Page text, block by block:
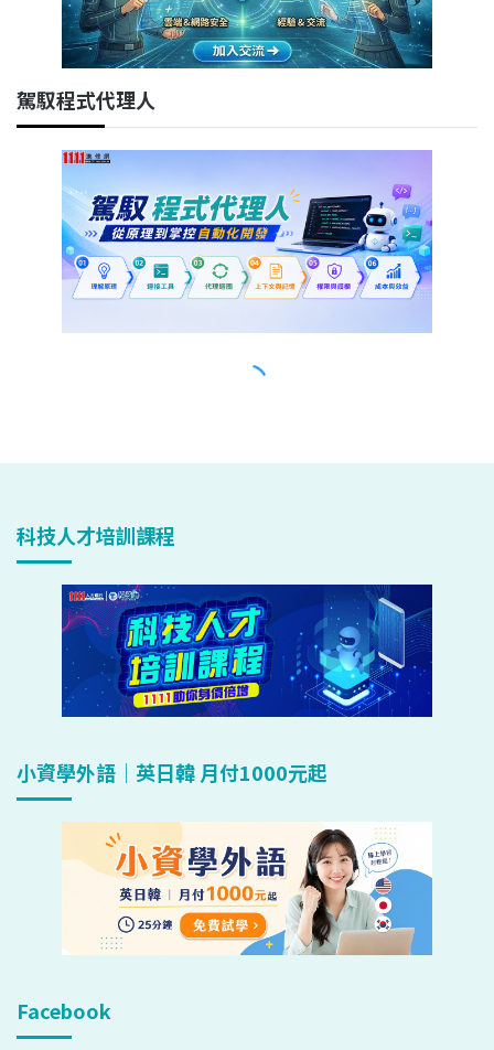
科技人才培訓課程
小資學外語｜英日韓 月付1000元起
Facebook